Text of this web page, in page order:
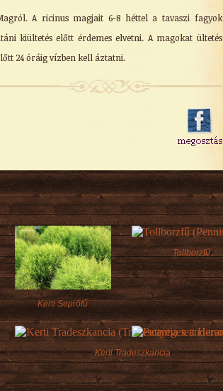
A ricinus magjait 6-8 héttel a tavaszi fagyok
kiültetés előtt érdemes elvetni. A magokat ültetés
24 óráig vízben kell áztatni.
Kerti Seprőfű
Tollborzfű
Kerti Tradeszkancia